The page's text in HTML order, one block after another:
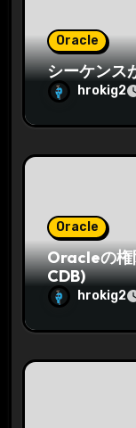
Oracle
シーケンス
hrokig2
Oracle
Oracleの権
CDB)
hrokig2